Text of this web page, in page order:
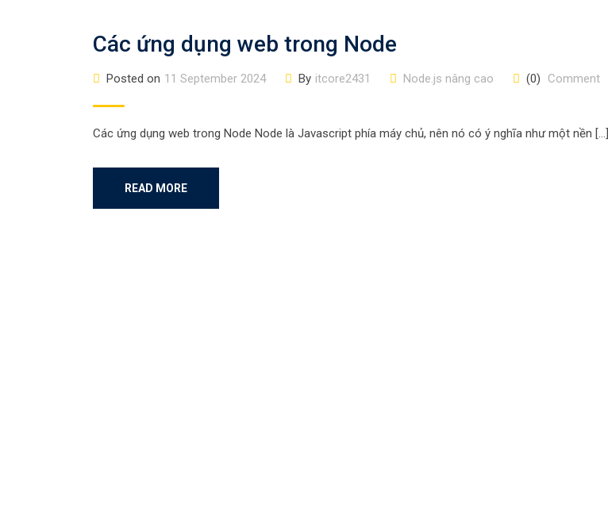
Các ứng dụng web trong Node
Posted on 11 September 2024 By itcore2431 Node.js nâng cao (0) Comment
Các ứng dụng web trong Node Node là Javascript phía máy chủ, nên nó có ý nghĩa như một nền […]
READ MORE